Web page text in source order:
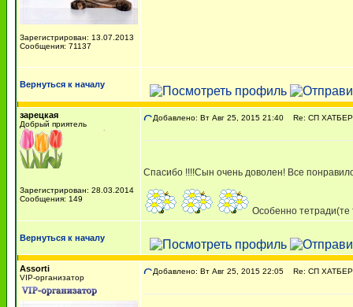
Зарегистрирован: 13.07.2013
Сообщения: 71137
Вернуться к началу
зарецкая
Добрый приятель
Зарегистрирован: 28.03.2014
Сообщения: 149
Добавлено: Вт Авг 25, 2015 21:40 Re: СП ХАТБЕР
Спасибо !!!!Сын очень доволен! Все
Особенно
Вернуться к началу
Assorti
VIP-организатор
Добавлено: Вт Авг 25, 2015 22:05 Re: СП ХАТБЕР